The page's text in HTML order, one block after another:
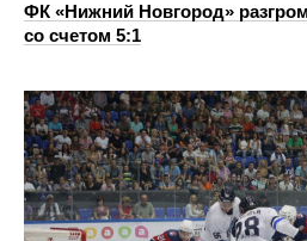
ФК «Нижний Новгород»
со счетом 5:1